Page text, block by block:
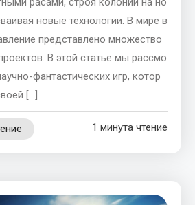
новые технологии. В мире в
представлено множество
В этой статье мы рассмо
фантастических игр, котор
[…]
1 минута чтение